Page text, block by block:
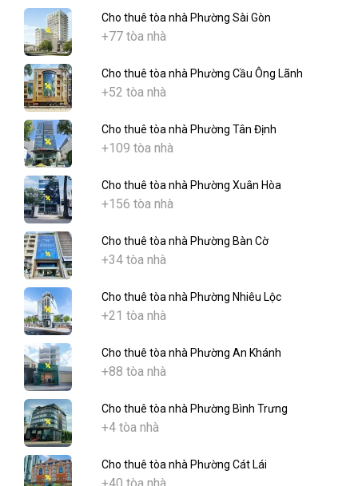
Cho thuê tòa nhà Phường Sài Gòn
+77 tòa nhà
Cho thuê tòa nhà Phường Cầu Ông Lãnh
+52 tòa nhà
Cho thuê tòa nhà Phường Tân Định
+109 tòa nhà
Cho thuê tòa nhà Phường Xuân Hòa
+156 tòa nhà
Cho thuê tòa nhà Phường Bàn Cờ
+34 tòa nhà
Cho thuê tòa nhà Phường Nhiêu Lộc
+21 tòa nhà
Cho thuê tòa nhà Phường An Khánh
+88 tòa nhà
Cho thuê tòa nhà Phường Bình Trưng
+4 tòa nhà
Cho thuê tòa nhà Phường Cát Lái